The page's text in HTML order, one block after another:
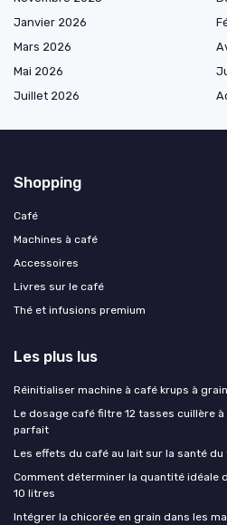
Janvier 2026
Mars 2026
Mai 2026
Juillet 2026
Shopping
Café
Machines à café
Accessoires
Livres sur le café
Thé et infusions premium
Les plus lus
Réinitialiser machine à café krups à grain
Le dosage café filtre 12 tasses cuillère
parfait
Les effets du café au lait sur la santé du
Comment déterminer la quantité idéale
10 litres
Intégrer la chicorée en grain dans les